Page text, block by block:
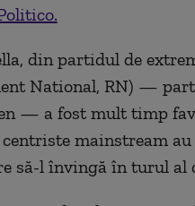
din partidul de
National, RN) —
— a fost mult timp
mainstream
să-l învingă în turul al